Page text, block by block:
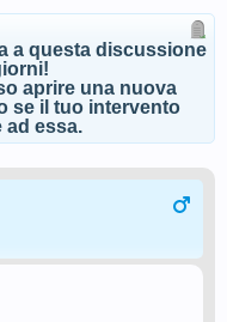
a questa discussione
aprire una nuova
se il tuo intervento
ad essa.